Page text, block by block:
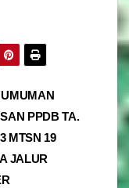
PPDB TA.
MTSN 19
JALUR